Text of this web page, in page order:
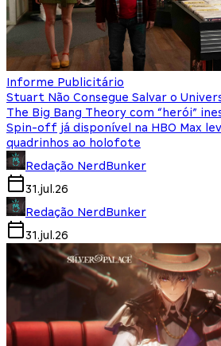
Informe Publicitário
Stuart Não Consegue Salvar o
The Big Bang Theory com “herói”
Spin-off já disponível na HBO Max
quadrinhos ao holofote
Redação NerdBunker
31.jul.26
Redação NerdBunker
31.jul.26